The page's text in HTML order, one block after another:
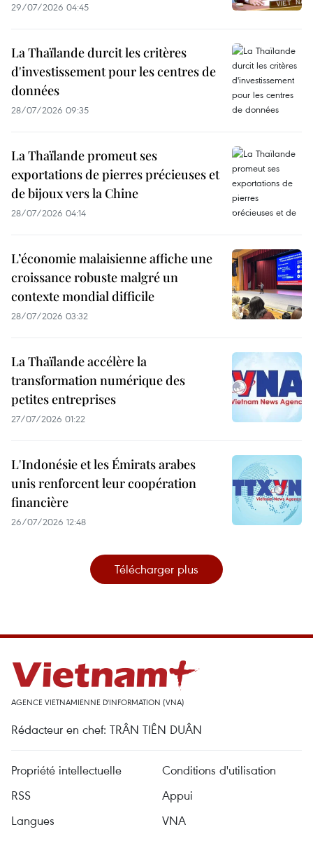
29/07/2026 04:45
La Thaïlande durcit les critères
d'investissement pour les centres de
données
28/07/2026 09:35
La Thaïlande promeut ses
exportations de pierres précieuses et
de bijoux vers la Chine
28/07/2026 04:14
L’économie malaisienne affiche une
croissance robuste malgré un
contexte mondial difficile
28/07/2026 03:32
La Thaïlande accélère la
transformation numérique des
petites entreprises
27/07/2026 01:22
L'Indonésie et les Émirats arabes
unis renforcent leur coopération
financière
26/07/2026 12:48
Télécharger plus
AGENCE VIETNAMIENNE D'INFORMATION (VNA)
Rédacteur en chef: TRÂN TIÊN DUÂN
Propriété intellectuelle
Conditions d'utilisation
RSS
Appui
Langues
VNA